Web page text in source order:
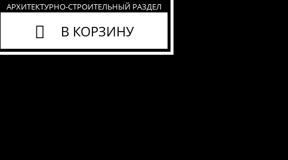
АРХИТЕКТУРНО-СТРОИТЕЛЬНЫЙ РАЗДЕЛ
В КОРЗИНУ